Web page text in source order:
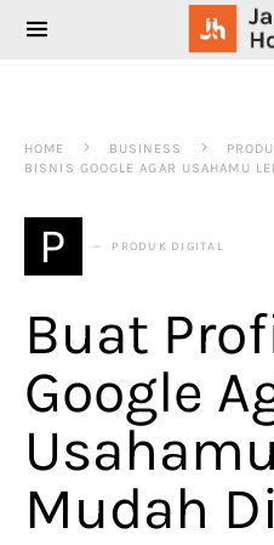
SEARCH FOR:
HOME BUSINESS
BISNIS GOOGLE AGAR USAHAMU
P PRODUK DIGITAL
Buat
Google
Mudah